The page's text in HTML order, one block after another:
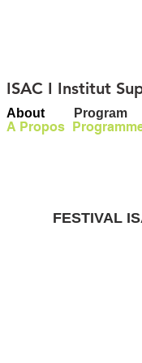
ISAC I Institut
About
A Propos
Program
FESTIVAL